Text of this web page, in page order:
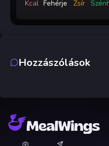
Kcal Fehérje Zsír
Hozzászólások